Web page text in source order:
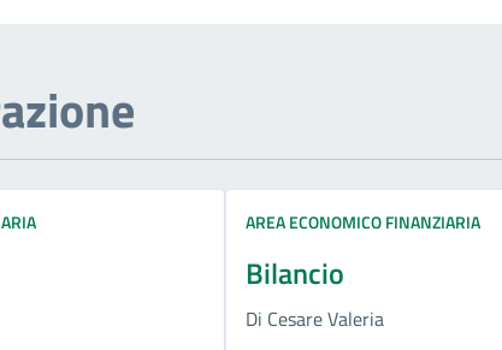
AREA ECONOMICO FINANZIARIA
Bilancio
Di Cesare Valeria